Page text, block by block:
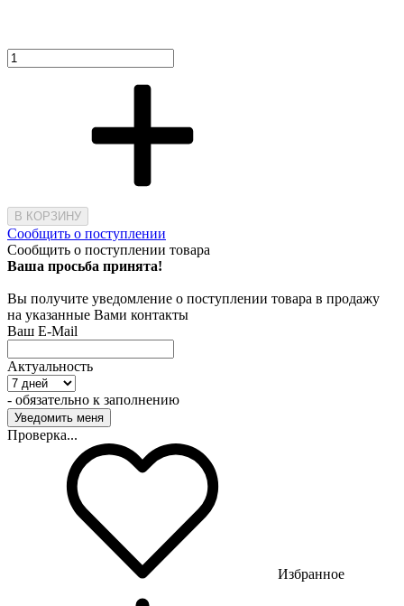
В КОРЗИНУ
Сообщить о поступлении
Сообщить о поступлении товара
Ваша просьба принята!
Вы получите уведомление о поступлении товара в продажу
на указанные Вами контакты
Ваш E-Mail
Актуальность
- обязательно к заполнению
Проверка...
Избранное